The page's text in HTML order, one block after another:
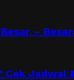
–
Cek Jadwal